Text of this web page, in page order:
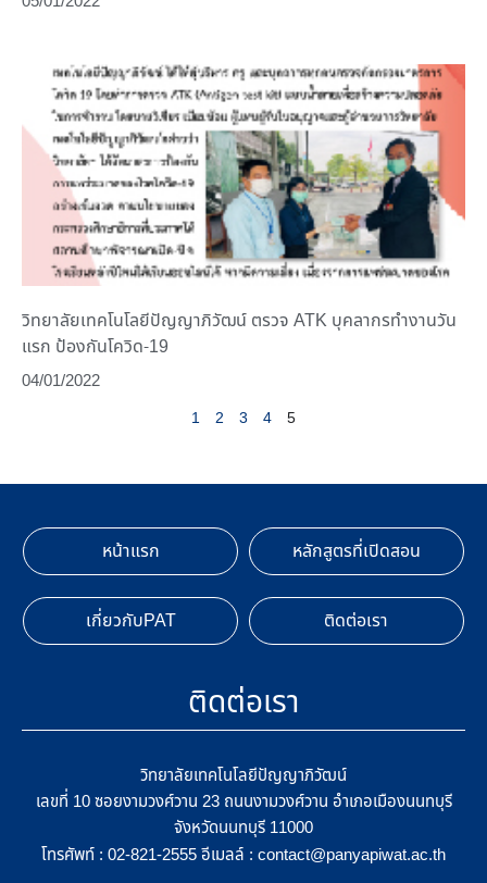
วิทยาลัยเทคโนโลยีปัญญาภิวัฒน์ ตรวจ ATK บุคลากรทำงานวัน
แรก ป้องกันโควิด-19
04/01/2022
1 2 3 4 5
หน้าแรก หลักสูตรที่เปิดสอน
เกี่ยวกับPAT ติดต่อเรา
ติดต่อเรา
วิทยาลัยเทคโนโลยีปัญญาภิวัฒน์
เลขที่ 10 ซอยงามวงศ์วาน 23 ถนนงามวงศ์วาน อำเภอเมืองนนทบุรี
จังหวัดนนทบุรี 11000
โทรศัพท์ : 02-821-2555 อีเมลล์ : contact@panyapiwat.ac.th